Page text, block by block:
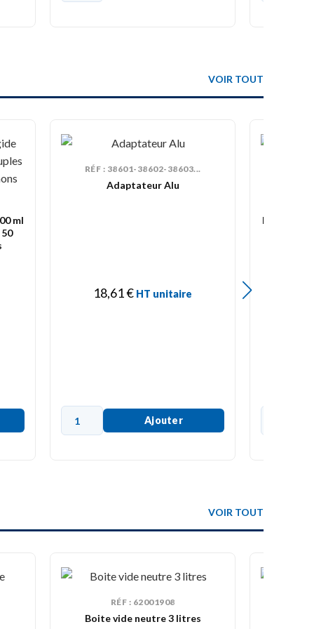
VOIR TOUT
ml
RÉF : 38601-38602-38603...
Adaptateur Alu
18,61€ HT unitaire
Ajouter
Kit 600/
VOIR TOUT
RÉF : 62001908
Boite vide neutre 3 litres